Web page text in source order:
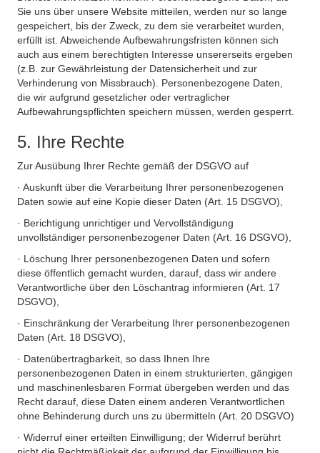
Sie uns über unsere Website mitteilen, werden nur so lange
gespeichert, bis der Zweck, zu dem sie verarbeitet wurden,
erfüllt ist. Abweichende Aufbewahrungsfristen können sich
auch aus einem berechtigten Interesse unsererseits ergeben
(z.B. zur Gewährleistung der Datensicherheit und zur
Verhinderung von Missbrauch). Personenbezogene Daten,
die wir aufgrund gesetzlicher oder vertraglicher
Aufbewahrungspflichten speichern müssen, werden gesperrt.
5. Ihre Rechte
Zur Ausübung Ihrer Rechte gemäß der DSGVO auf
· Auskunft über die Verarbeitung Ihrer personenbezogenen
Daten sowie auf eine Kopie dieser Daten (Art. 15 DSGVO),
· Berichtigung unrichtiger und Vervollständigung
unvollständiger personenbezogener Daten (Art. 16 DSGVO),
· Löschung Ihrer personenbezogenen Daten und sofern
diese öffentlich gemacht wurden, darauf, dass wir andere
Verantwortliche über den Löschantrag informieren (Art. 17
DSGVO),
· Einschränkung der Verarbeitung Ihrer personenbezogenen
Daten (Art. 18 DSGVO),
· Datenübertragbarkeit, so dass Ihnen Ihre
personenbezogenen Daten in einem strukturierten, gängigen
und maschinenlesbaren Format übergeben werden und das
Recht darauf, diese Daten einem anderen Verantwortlichen
ohne Behinderung durch uns zu übermitteln (Art. 20 DSGVO)
· Widerruf einer erteilten Einwilligung; der Widerruf berührt